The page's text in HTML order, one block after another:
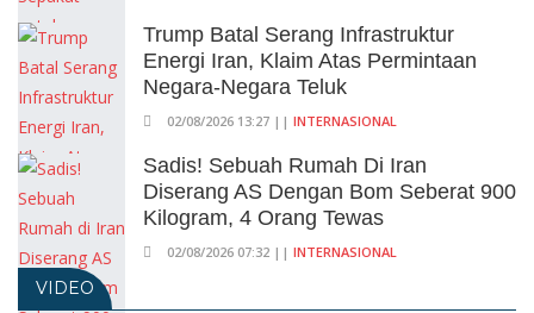
Trump Batal Serang Infrastruktur
Energi Iran, Klaim Atas Permintaan
Negara-Negara Teluk
02/08/2026 13:27 || INTERNASIONAL
Sadis! Sebuah Rumah Di Iran
Diserang AS Dengan Bom Seberat 900
Kilogram, 4 Orang Tewas
02/08/2026 07:32 || INTERNASIONAL
VIDEO